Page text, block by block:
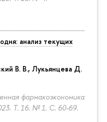
анализ текущих
В. В., Лукьянцева Д.
фармакоэкономика
Т. 16. № 1. С. 60-69.